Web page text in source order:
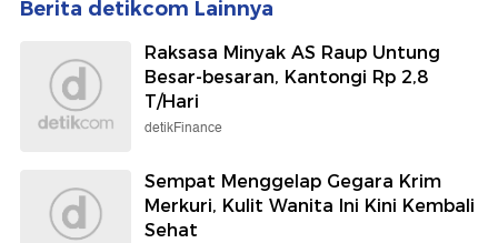
Berita detikcom Lainnya
Raksasa Minyak AS Raup Untung
Besar-besaran, Kantongi Rp 2,8
T/Hari
detikFinance
Sempat Menggelap Gegara Krim
Merkuri, Kulit Wanita Ini Kini Kembali
Sehat